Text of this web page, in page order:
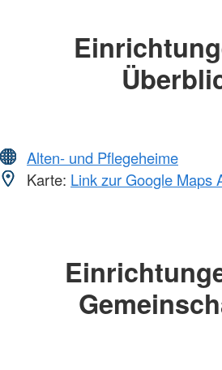
Alten- und Pflegeheime
Karte: Link zur Google Maps